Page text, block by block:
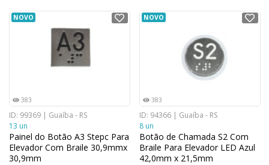
NOVO
383
ID: 99369 | Guaíba - RS
13 un
Painel do Botão A3 Stepc Para
Elevador Com Braile 30,9mmx
30,9mm
NOVO
383
ID: 94366 | Guaíba - RS
8 un
Botão de Chamada S2 Com
Braile Para Elevador LED Azul
42,0mm x 21,5mm